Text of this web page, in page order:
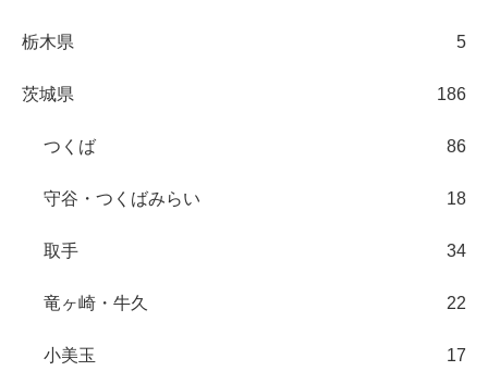
栃木県 5
茨城県 186
つくば 86
守谷・つくばみらい 18
取手 34
竜ヶ崎・牛久 22
小美玉 17